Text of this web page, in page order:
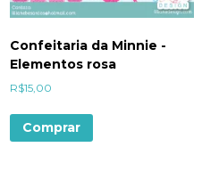
Confeitaria da Minnie -
Elementos rosa
R$15,00
Comprar